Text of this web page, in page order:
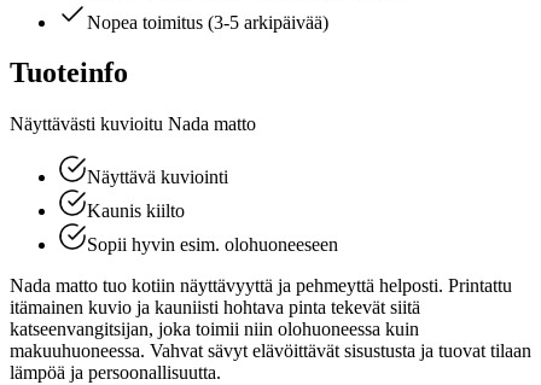
Nopea toimitus (3-5 arkipäivää)
Tuoteinfo
Näyttävästi kuvioitu Nada matto
Näyttävä kuviointi
Kaunis kiilto
Sopii hyvin esim. olohuoneeseen
Nada matto tuo kotiin näyttävyyttä ja pehmeyttä helposti. Printattu
itämainen kuvio ja kauniisti hohtava pinta tekevät siitä
katseenvangitsijan, joka toimii niin olohuoneessa kuin
makuuhuoneessa. Vahvat sävyt elävöittävät sisustusta ja tuovat tilaan
lämpöä ja persoonallisuutta.